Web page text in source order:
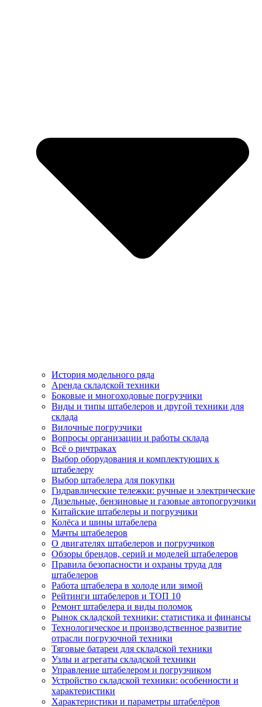
История модельного ряда
Аренда складской техники
Боковые и многоходовые погрузчики
Виды и типы штабелеров и другой техники для
склада
Вилочные погрузчики
Вопросы организации и работы склада
Всё о ричтраках
Выбор оборудования и комплектующих к
штабелеру
Выбор штабелера для покупки
Гидравлические тележки: ручные и электрические
Дизельные, бензиновые и газовые автопогрузчики
Китайские штабелеры и погрузчики
Колёса и шины штабелера
Мачты штабелеров
О двигателях штабелеров и погрузчиков
Обзоры брендов, серий и моделей штабелеров
Правила безопасности и охраны труда для
штабелеров
Работа штабелера в холоде или зимой
Рейтинги штабелеров и ТОП 10
Ремонт штабелера и виды поломок
Рынок складской техники: статистика и финансы
Технологическое и производственное развитие
отрасли погрузочной техники
Тяговые батареи для складской техники
Узлы и агрегаты складской техники
Управление штабелером и погрузчиком
Устройство складской техники: особенности и
характеристики
Характеристики и параметры штабелёров